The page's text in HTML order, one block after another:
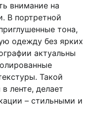
внимание на
В портретной
тона,
одежду без ярких
актуальны
Такой
ленте, делает
– стильными и